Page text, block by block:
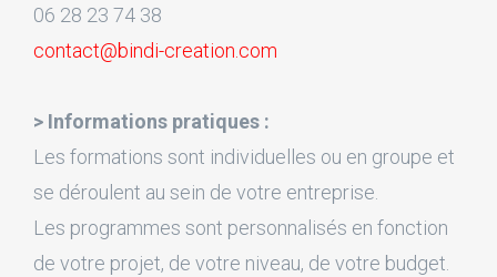
06 28 23 74 38
contact@bindi-creation.com
> Informations pratiques :
Les formations sont individuelles ou en groupe et
se déroulent au sein de votre entreprise.
Les programmes sont personnalisés en fonction
de votre projet, de votre niveau, de votre budget.